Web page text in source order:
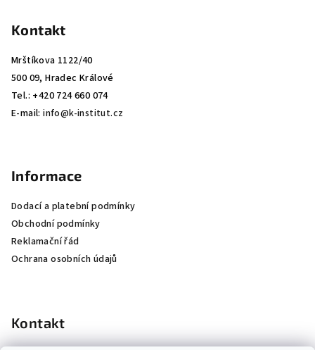
Kontakt
Mrštíkova 1122/40
500 09, Hradec Králové
Tel.: +420 724 660 074
E-mail:info@k-institut.cz
Informace
Dodací a platební podmínky
Obchodní podmínky
Reklamační řád
Ochrana osobních údajů
Kontakt